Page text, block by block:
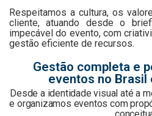
Respeitamos a cultura, os
cliente, atuando desde o
impecável do evento, com
gestão eficiente de recursos.
Gestão completa e
eventos no Brasil
Desde a identidade visual até a
e organizamos eventos com